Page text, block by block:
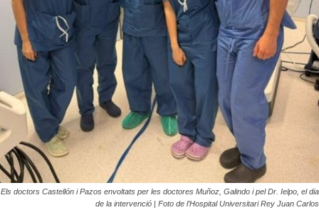
Els doctors Castellón i Pazos envoltats per les doctores Muñoz, Galindo i pel Dr. Ielpo, el dia
de la intervenció | Foto de l’Hospital Universitari Rey Juan Carlos